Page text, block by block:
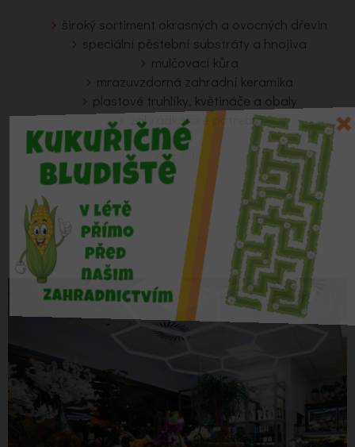
široký sortiment okrasných a ovocných dřevin
speciální pěstební substráty a hnojiva
mulčovací kůra
mrazuvzdorná zahradní keramika
plastové truhlíky, květináče a obaly
zahrádkářské potřeby
více zde